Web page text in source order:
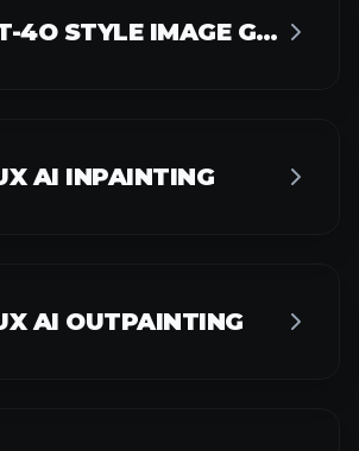
GPT-4O STYLE IMAGE GENERATOR
AI INPAINTING
AI OUTPAINTING